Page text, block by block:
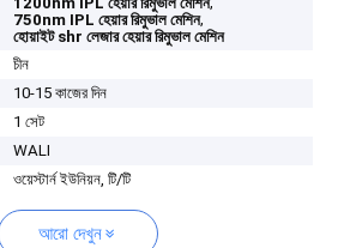
750nm IPL হেয়ার রিমুভাল মেশিন,
হোয়াইট shr লেজার হেয়ার রিমুভাল মেশিন
চীন
10-15 কাজের দিন
1 সেট
WALI
ওয়েস্টার্ন ইউনিয়ন, টি/টি
আরো দেখুন